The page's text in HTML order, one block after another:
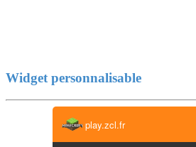
Widget personnalisable